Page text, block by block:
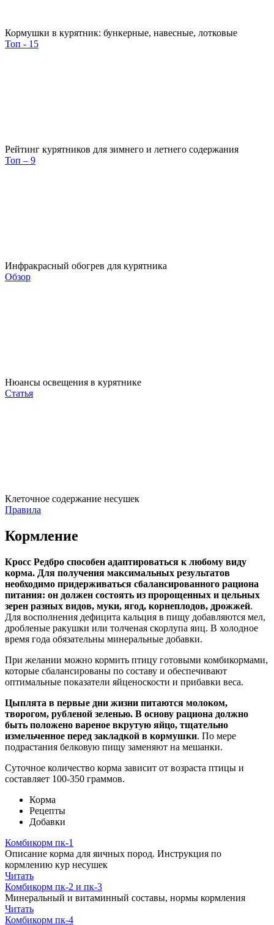
Кормушки в курятник: бункерные, навесные, лотковые
Топ - 15
Рейтинг курятников для зимнего и летнего содержания
Топ – 9
Инфракрасный обогрев для курятника
Обзор
Нюансы освещения в курятнике
Статья
Клеточное содержание несушек
Правила
Кормление
Кросс Редбро способен адаптироваться к любому виду
корма. Для получения максимальных результатов
необходимо придерживаться сбалансированного рациона
питания: он должен состоять из пророщенных и цельных
зерен разных видов, муки, ягод, корнеплодов, дрожжей.
Для восполнения дефицита кальция в пищу добавляются мел,
дробленые ракушки или толченая скорлупа яиц. В холодное
время года обязательны минеральные добавки.
При желании можно кормить птицу готовыми комбикормами,
которые сбалансированы по составу и обеспечивают
оптимальные показатели яйценоскости и прибавки веса.
Цыплята в первые дни жизни питаются молоком,
творогом, рубленой зеленью. В основу рациона должно
быть положено вареное вкрутую яйцо, тщательно
измельченное перед закладкой в кормушки. По мере
подрастания белковую пищу заменяют на мешанки.
Суточное количество корма зависит от возраста птицы и
составляет 100-350 граммов.
Корма
Рецепты
Добавки
Комбикорм пк-1
Описание корма для яичных пород. Инструкция по
кормлению кур несушек
Читать
Комбикорм пк-2 и пк-3
Минеральный и витаминный составы, нормы кормления
Читать
Комбикорм пк-4